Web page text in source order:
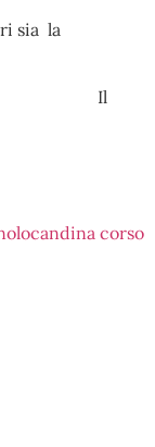
sia la
Il
locandina corso